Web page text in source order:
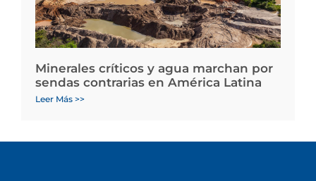
Minerales críticos y agua marchan por
sendas contrarias en América Latina
Leer Más >>